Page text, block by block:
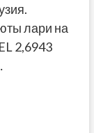
лари на
2,6943